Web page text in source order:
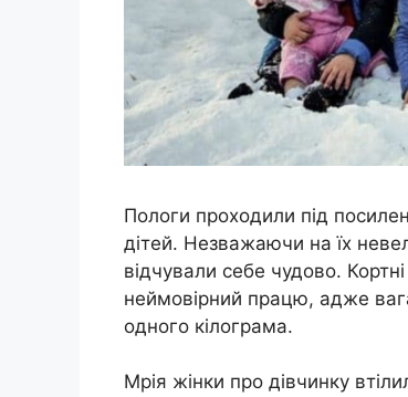
Пологи проходили під
дітей. Незважаючи на їх
відчували себе чудово. Кортні
неймовірний працю, адже
одного кілограма.
Мрія жінки про дівчинку